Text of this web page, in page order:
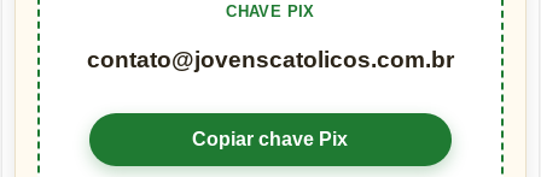
CHAVE PIX
contato@jovenscatolicos.com.br
Copiar chave Pix